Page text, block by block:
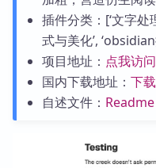
插件分类：[‘文字处
式与美化’,
项目地址： 点我访问
国内下载地址： 下
自述文件： Readme